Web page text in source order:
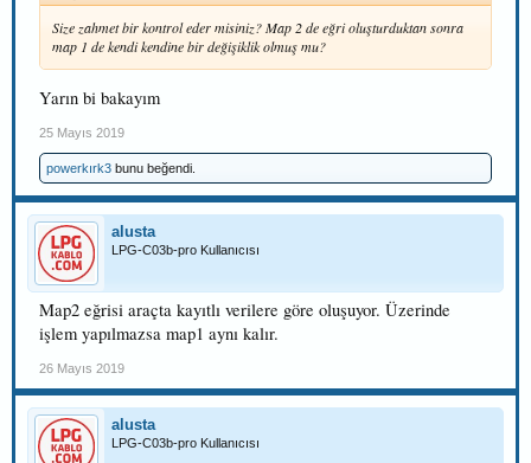
Size zahmet bir kontrol eder misiniz? Map 2 de eğri oluşturduktan sonra
map 1 de kendi kendine bir değişiklik olmuş mu?
Yarın bi bakayım
25 Mayıs 2019
powerkırk3 bunu beğendi.
alusta
LPG-C03b-pro Kullanıcısı
Map2 eğrisi araçta kayıtlı verilere göre oluşuyor. Üzerinde
işlem yapılmazsa map1 aynı kalır.
26 Mayıs 2019
alusta
LPG-C03b-pro Kullanıcısı